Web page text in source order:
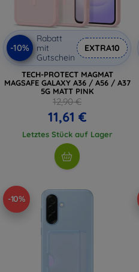
-10%
Rabatt
mit
Gutschein
EXTRA10
TECH-PROTECT MAGMAT
MAGSAFE GALAXY A36 / A56 / A37
5G MATT PINK
12,90 €
11,61 €
Letztes Stück auf Lager
-10%